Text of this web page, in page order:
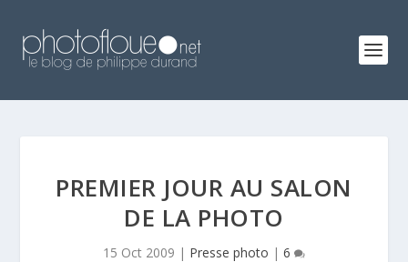
PREMIER JOUR AU SALON
DE LA PHOTO
15 Oct 2009 | Presse photo | 6